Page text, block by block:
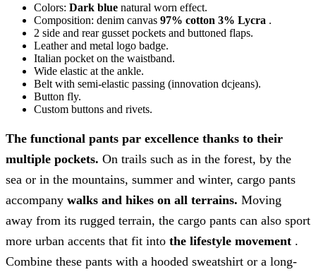
Colors: Dark blue natural worn effect.
Composition: denim canvas 97% cotton 3% Lycra .
2 side and rear gusset pockets and buttoned flaps.
Leather and metal logo badge.
Italian pocket on the waistband.
Wide elastic at the ankle.
Belt with semi-elastic passing (innovation dcjeans).
Button fly.
Custom buttons and rivets.
The functional pants par excellence thanks to their
multiple pockets. On trails such as in the forest, by the
sea or in the mountains, summer and winter, cargo pants
accompany walks and hikes on all terrains. Moving
away from its rugged terrain, the cargo pants can also sport
more urban accents that fit into the lifestyle movement .
Combine these pants with a hooded sweatshirt or a long-